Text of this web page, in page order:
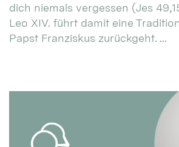
dich niemals vergessen (Jes
Leo XIV. führt damit eine
Papst Franziskus zurückgeht. ...